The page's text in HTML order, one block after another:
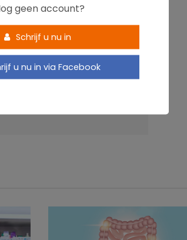
VOLGENDE ARTIKEL
van Belgen op het risico voor
kanker
geen account?
Schrijf u nu in
u nu in via Facebook